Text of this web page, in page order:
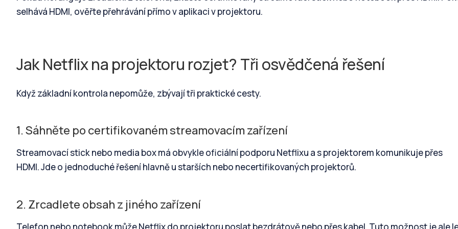
selhává HDMI, ověřte přehrávání přímo v aplikaci v projektoru.
Jak Netflix na projektoru rozjet? Tři osvědčená řešení
Když základní kontrola nepomůže, zbývají tři praktické cesty.
1. Sáhněte po certifikovaném streamovacím zařízení
Streamovací stick nebo media box má obvykle oficiální podporu Netflixu a s projektorem komunikuje přes
HDMI. Jde o jednoduché řešení hlavně u starších nebo necertifikovaných projektorů.
2. Zrcadlete obsah z jiného zařízení
Telefon nebo notebook může Netflix do projektoru poslat bezdrátově nebo přes kabel. Tuto možnost je ale